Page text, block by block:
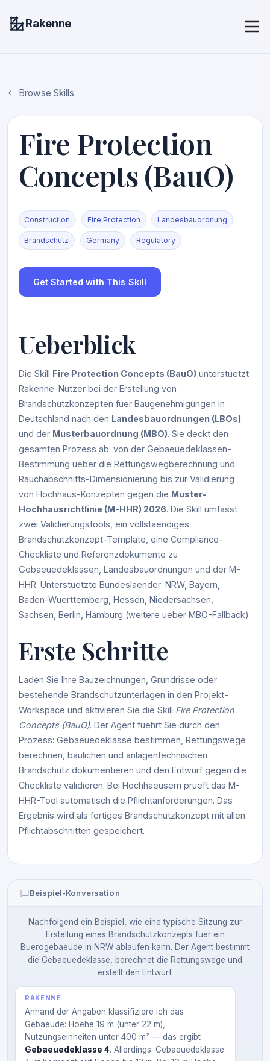
Rakenne
Browse Skills
Fire Protection
Concepts (BauO)
Construction Fire Protection Landesbauordnung
Brandschutz Germany Regulatory
Get Started with This Skill
Ueberblick
Die Skill Fire Protection Concepts (BauO) unterstuetzt
Rakenne-Nutzer bei der Erstellung von
Brandschutzkonzepten fuer Baugenehmigungen in
Deutschland nach den Landesbauordnungen (LBOs)
und der Musterbauordnung (MBO). Sie deckt den
gesamten Prozess ab: von der Gebaeuedeklassen-
Bestimmung ueber die Rettungswegberechnung und
Rauchabschnitts-Dimensionierung bis zur Validierung
von Hochhaus-Konzepten gegen die Muster-
Hochhausrichtlinie (M-HHR) 2026. Die Skill umfasst
zwei Validierungstools, ein vollstaendiges
Brandschutzkonzept-Template, eine Compliance-
Checkliste und Referenzdokumente zu
Gebaeuedeklassen, Landesbauordnungen und der M-
HHR. Unterstuetzte Bundeslaender: NRW, Bayern,
Baden-Wuerttemberg, Hessen, Niedersachsen,
Sachsen, Berlin, Hamburg (weitere ueber MBO-Fallback).
Erste Schritte
Laden Sie Ihre Bauzeichnungen, Grundrisse oder
bestehende Brandschutzunterlagen in den Projekt-
Workspace und aktivieren Sie die Skill Fire Protection
Concepts (BauO). Der Agent fuehrt Sie durch den
Prozess: Gebaeuedeklasse bestimmen, Rettungswege
berechnen, baulichen und anlagentechnischen
Brandschutz dokumentieren und den Entwurf gegen die
Checkliste validieren. Bei Hochhaeusern prueft das M-
HHR-Tool automatisch die Pflichtanforderungen. Das
Ergebnis wird als fertiges Brandschutzkonzept mit allen
Pflichtabschnitten gespeichert.
Beispiel-Konversation
Nachfolgend ein Beispiel, wie eine typische Sitzung zur
Erstellung eines Brandschutzkonzepts fuer ein
Buerogebaeude in NRW ablaufen kann. Der Agent bestimmt
die Gebaeuedeklasse, berechnet die Rettungswege und
erstellt den Entwurf.
RAKENNE
Anhand der Angaben klassifiziere ich das
Gebaeude: Hoehe 19 m (unter 22 m),
Nutzungseinheiten unter 400 m² — das ergibt
Gebaeuedeklasse 4. Allerdings: Gebaeuedeklasse